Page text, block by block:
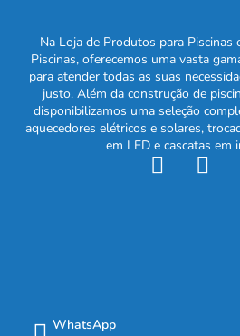
Na Loja de Produtos para Piscinas
Piscinas, oferecemos uma vasta
para atender todas as suas
justo. Além da construção de
disponibilizamos uma seleção
aquecedores elétricos e solares,
em LED e cascatas em
WhatsApp